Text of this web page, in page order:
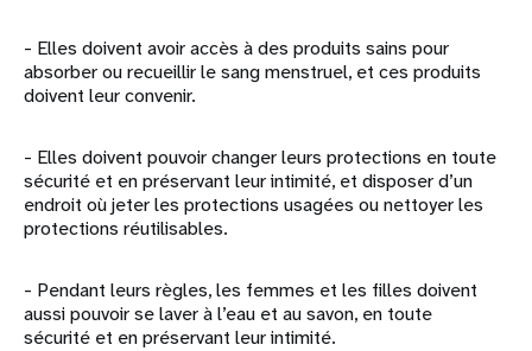
- Elles doivent avoir accès à des produits sains pour
absorber ou recueillir le sang menstruel, et ces produits
doivent leur convenir.
- Elles doivent pouvoir changer leurs protections en toute
sécurité et en préservant leur intimité, et disposer d’un
endroit où jeter les protections usagées ou nettoyer les
protections réutilisables.
- Pendant leurs règles, les femmes et les filles doivent
aussi pouvoir se laver à l’eau et au savon, en toute
sécurité et en préservant leur intimité.